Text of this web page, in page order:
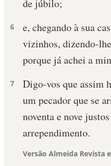
de júbilo;
6
e, chegando à sua
vizinhos, dizendo-
porque já achei a
7
Digo-vos que assim
um pecador que se
noventa e nove
arrependimento.
Versão Almeida Revista